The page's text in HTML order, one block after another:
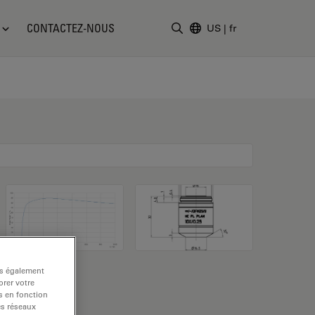
CONTACTEZ-NOUS US | fr
également
votre
en fonction
réseaux